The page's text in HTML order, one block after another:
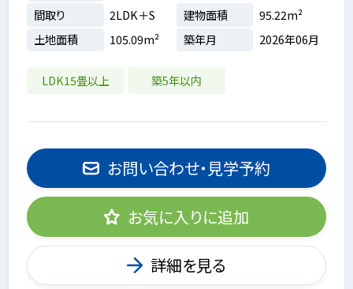
間取り
2LDK＋S 建物面積
95.22m²
土地面積
105.09m² 築年月 2026年06月
LDK15畳以上 築5年以内
お問い合わせ・見学予約
お気に入りに追加
詳細を見る